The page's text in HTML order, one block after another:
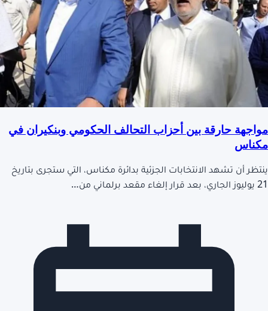
مواجهة حارقة بين أحزاب التحالف الحكومي وبنكيران في
مكناس
ينتظر أن تشهد الانتخابات الجزئية بدائرة مكناس، التي ستجرى بتاريخ
21 يوليوز الجاري، بعد قرار إلغاء مقعد برلماني من…